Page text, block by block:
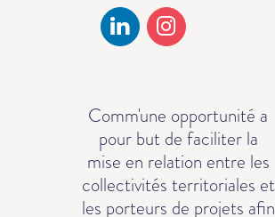
Comm'une opportunité a
pour but de faciliter la
mise en relation entre les
collectivités territoriales et
les porteurs de projets afin